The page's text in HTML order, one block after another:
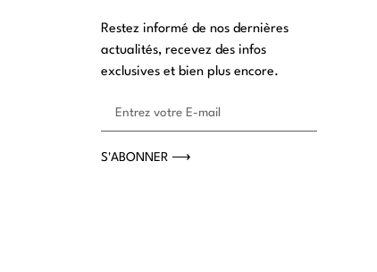
Restez informé de nos dernières
actualités, recevez des infos
exclusives et bien plus encore.
S'ABONNER ⟶